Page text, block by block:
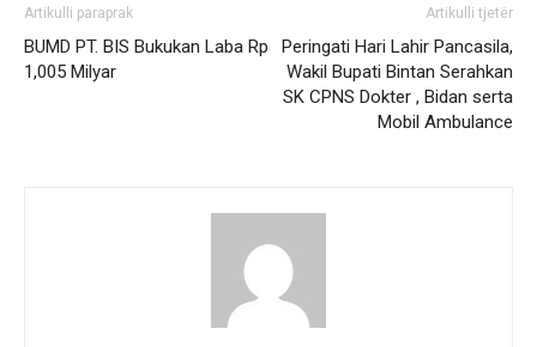
Artikulli paraprak
BUMD PT. BIS Bukukan Laba Rp
1,005 Milyar
Artikulli tjetër
Peringati Hari Lahir Pancasila,
Wakil Bupati Bintan Serahkan
SK CPNS Dokter , Bidan serta
Mobil Ambulance